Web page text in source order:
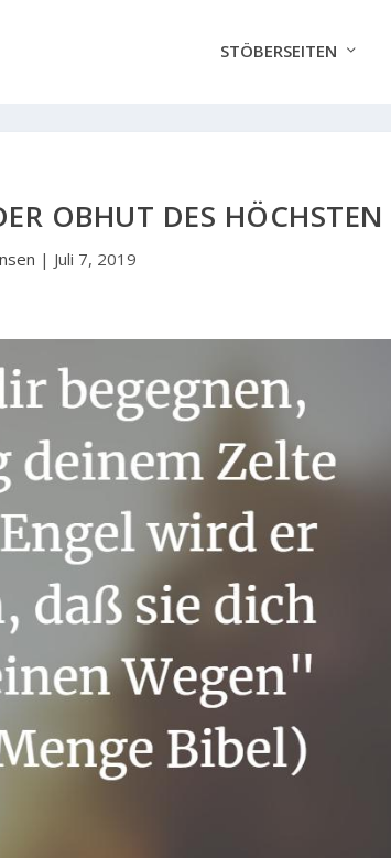
STÖBERSEITEN
OBHUT DES HÖCHSTEN
| Juli 7, 2019